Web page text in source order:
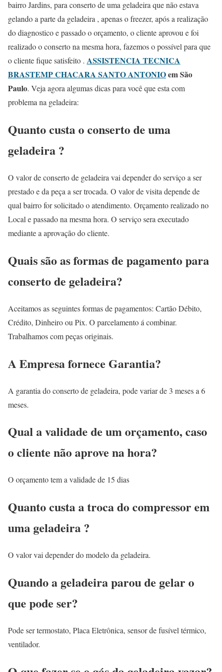
bairro Jardins, para conserto de uma geladeira que não estava
gelando a parte da geladeira , apenas o freezer, após a realização
do diagnostico e passado o orçamento, o cliente aprovou e foi
realizado o conserto na mesma hora, fazemos o possível para que
o cliente fique satisfeito . ASSISTENCIA TECNICA
BRASTEMP CHACARA SANTO ANTONIOem São
Paulo. Veja agora algumas dicas para você que esta com
problema na geladeira:
Quanto custa o conserto de uma
geladeira ?
O valor de conserto de geladeira vai depender do serviço a ser
prestado e da peça a ser trocada. O valor de visita depende de
qual bairro for solicitado o atendimento. Orçamento realizado no
Local e passado na mesma hora. O serviço sera executado
mediante a aprovação do cliente.
Quais são as formas de pagamento para
conserto de geladeira?
Aceitamos as seguintes formas de pagamentos: Cartão Débito,
Crédito, Dinheiro ou Pix. O parcelamento á combinar.
Trabalhamos com peças originais.
A Empresa fornece Garantia?
A garantia do conserto de geladeira, pode variar de 3 meses a 6
meses.
Qual a validade de um orçamento, caso
o cliente não aprove na hora?
O orçamento tem a validade de 15 dias
Quanto custa a troca do compressor em
uma geladeira ?
O valor vai depender do modelo da geladeira.
Quando a geladeira parou de gelar o
que pode ser?
Pode ser termostato, Placa Eletrônica, sensor de fusível térmico,
ventilador.